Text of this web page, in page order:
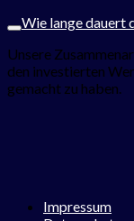
Wie lange dauert
Unsere
den investierten
gemacht zu haben.
Impressum